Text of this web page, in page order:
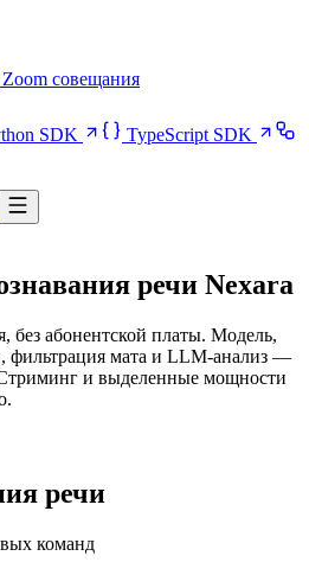
Zoom совещания
SDK
TypeScript SDK
речи Nexara
без абонентской платы. Модель,
фильтрация мата и LLM-анализ —
и выделенные мощности
речи
команд